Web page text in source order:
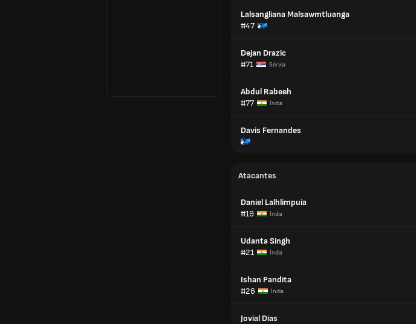
Lalsangliana Malsawmtluanga
#47
Dejan Drazic
#71
Sérvia
Abdul Rabeeh
#77
Índia
Davis Fernandes
Atacantes
Daniel Lalhlimpuia
#19
Índia
Udanta Singh
#21
Índia
Ishan Pandita
#26
Índia
Jovial Dias